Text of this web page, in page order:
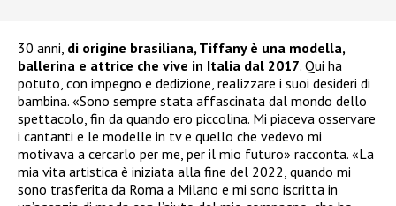
30 anni, di origine brasiliana, Tiffany è una modella,
ballerina e attrice che vive in Italia dal 2017. Qui ha
potuto, con impegno e dedizione, realizzare i suoi desideri di
bambina. «Sono sempre stata affascinata dal mondo dello
spettacolo, fin da quando ero piccolina. Mi piaceva osservare
i cantanti e le modelle in tv e quello che vedevo mi
motivava a cercarlo per me, per il mio futuro» racconta. «La
mia vita artistica è iniziata alla fine del 2022, quando mi
sono trasferita da Roma a Milano e mi sono iscritta in